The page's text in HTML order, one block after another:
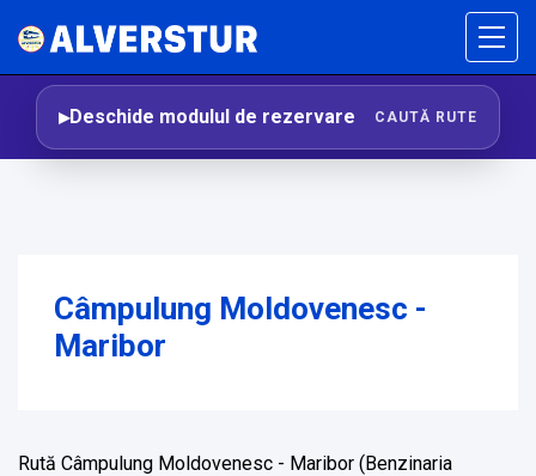
Deschide modulul de rezervare CAUTĂ RUTE
Câmpulung Moldovenesc -
Maribor
Rută Câmpulung Moldovenesc - Maribor (Benzinaria